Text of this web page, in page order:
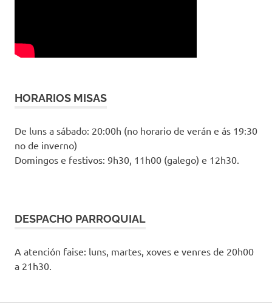
HORARIOS MISAS
De luns a sábado: 20:00h (no horario de verán e ás 19:30
no de inverno)
Domingos e festivos: 9h30, 11h00 (galego) e 12h30.
DESPACHO PARROQUIAL
A atención faise: luns, martes, xoves e venres de 20h00
a 21h30.